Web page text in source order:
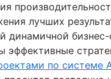
для Agile
отслеживания
рабочих
статусе проекта
процесса
лучших
динамичной бизнес-
эффективные
по системе